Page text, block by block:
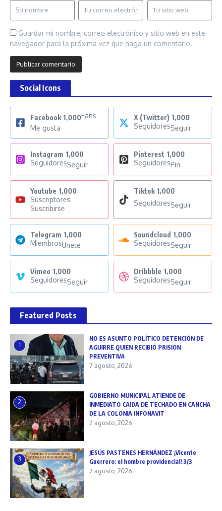
Guardar mi nombre, correo electrónico y sitio web en este
navegador para la próxima vez que haga un comentario.
Social Icons
Facebook 1,000Fans
Me gusta
X (Twitter) 1,000
SeguidoresSeguir
Instagram 1,000
SeguidoresSeguir
Pinterest 1,000
SeguidoresPin
Youtube 1,000
Suscriptores
Suscribirse
Tiktok 1,000
SeguidoresSeguir
Telegram 1,000
MiembrosUnete
Soundcloud 1,000
SeguidoresSeguir
Vimeo 1,000
SeguidoresSeguir
Dribbble 1,000
SeguidoresSeguir
Featured Posts
1
NO ES ASUNTO POLÍTICO DETENCIÓN DE
AGUIRRE QUIEN RECIBIÓ PRISIÓN
PREVENTIVA
7 agosto, 2026
2
GOBIERNO MUNICIPAL ATIENDE DE
INMEDIATO CAÍDA DE TECHADO EN CANCHA
DE LA COLONIA INFONAVIT
7 agosto, 2026
3
JESÚS PASTENES HERNÁNDEZ ¡Vicente
Guerrero: el hombre providencial! 3/3
7 agosto, 2026